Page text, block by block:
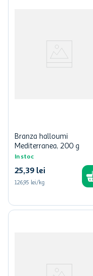
Branza halloumi
Mediterranea, 200 g
In stoc
25,39 lei
126,95 lei/kg